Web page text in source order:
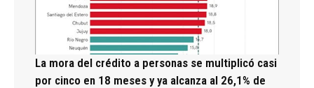
La mora del crédito a personas se multiplicó casi
por cinco en 18 meses y ya alcanza al 26,1% de